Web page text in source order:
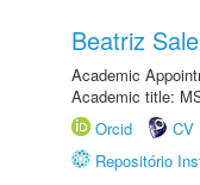
Beatriz
Academic
Academic title:
Orcid
CV
Repositório